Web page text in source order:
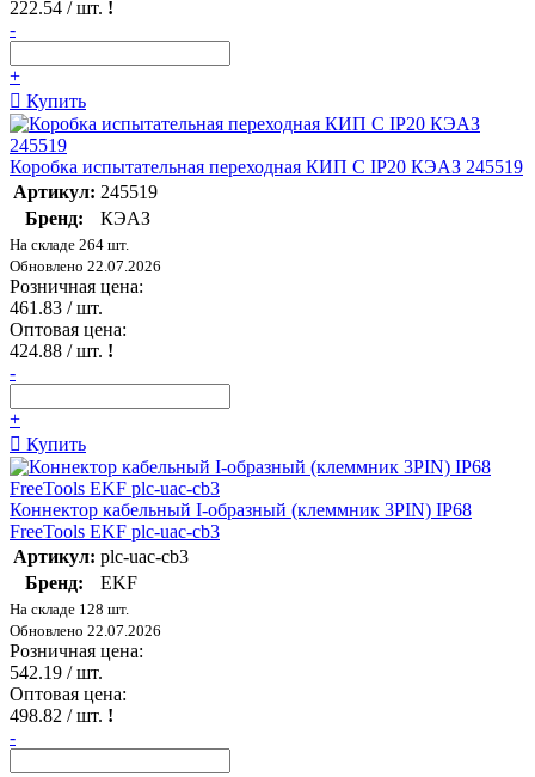
222.54 / шт. !
-
+
Купить
Коробка испытательная переходная КИП С IP20 КЭАЗ 245519
Артикул: 245519
Бренд:
КЭАЗ
На складе 264 шт.
Обновлено 22.07.2026
Розничная цена:
461.83 / шт.
Оптовая цена:
424.88 / шт. !
-
+
Купить
Коннектор кабельный I-образный (клеммник 3PIN) IP68
FreeTools EKF plc-uac-cb3
Артикул: plc-uac-cb3
Бренд:
EKF
На складе 128 шт.
Обновлено 22.07.2026
Розничная цена:
542.19 / шт.
Оптовая цена:
498.82 / шт. !
-